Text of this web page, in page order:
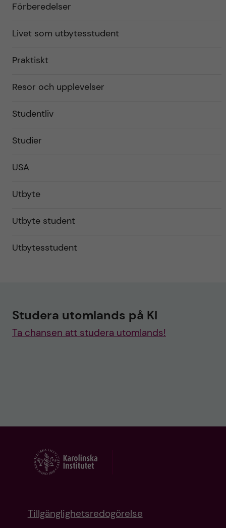
Förberedelser
Livet som utbytesstudent
Praktiskt
Resor och upplevelser
Studentliv
Studier
USA
Utbyte
Utbyte student
Utbytesstudent
Studera utomlands på KI
Ta chansen att studera utomlands!
Tillgänglighetsredogörelse